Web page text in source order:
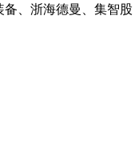
、浙海德曼、集智股